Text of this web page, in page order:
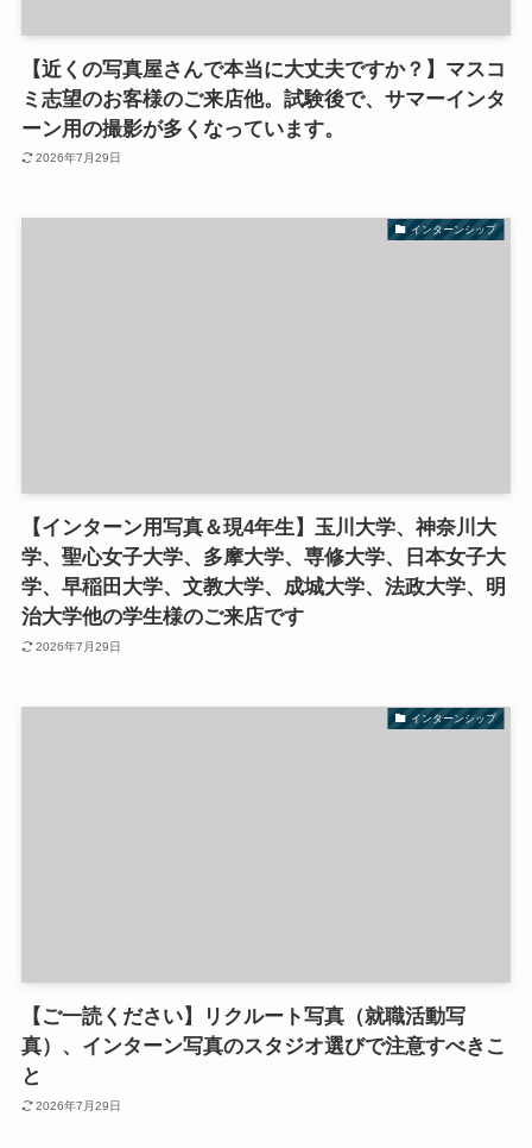
【近くの写真屋さんで本当に大丈夫ですか？】マスコ
ミ志望のお客様のご来店他。試験後で、サマーインタ
ーン用の撮影が多くなっています。
2026年7月29日
インターンシップ
【インターン用写真＆現4年生】玉川大学、神奈川大
学、聖心女子大学、多摩大学、専修大学、日本女子大
学、早稲田大学、文教大学、成城大学、法政大学、明
治大学他の学生様のご来店です
2026年7月29日
インターンシップ
【ご一読ください】リクルート写真（就職活動写
真）、インターン写真のスタジオ選びで注意すべきこ
と
2026年7月29日